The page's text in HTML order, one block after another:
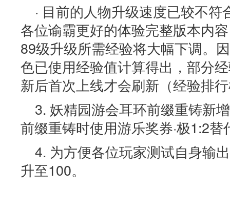
· 目前的人物升级速度已较不
各位谕霸更好的体验完整版本内
89级升级所需经验将大幅下调。
色已使用经验值计算得出，部分
新后首次上线才会刷新（经验排
3. 妖精园游会耳环前缀重铸新
前缀重铸时使用游乐奖券·极1:2
4. 为方便各位玩家测试自身输
升至100。